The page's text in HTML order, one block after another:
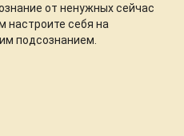
от ненужных сейчас
настроите себя на
подсознанием.